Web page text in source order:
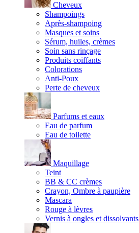
Cheveux
Shampoings
Après-shampoing
Masques et soins
Sérum, huiles, crèmes
Soin sans rinçage
Produits coiffants
Colorations
Anti-Poux
Perte de cheveux
Parfums et eaux
Eau de parfum
Eau de toilette
Maquillage
Teint
BB & CC crèmes
Crayon, Ombre à paupière
Mascara
Rouge à lèvres
Vernis à ongles et dissolvants